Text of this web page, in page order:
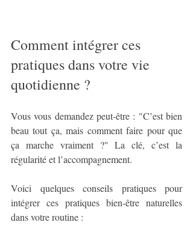
Comment intégrer ces
pratiques dans votre vie
quotidienne ?
Vous vous demandez peut-être : "C’est bien
beau tout ça, mais comment faire pour que
ça marche vraiment ?" La clé, c’est la
régularité et l’accompagnement.
Voici quelques conseils pratiques pour
intégrer ces pratiques bien-être naturelles
dans votre routine :